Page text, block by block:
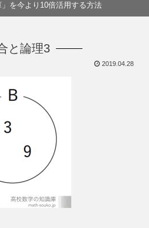
」を今より10倍活用する方法
と論理3
2019.04.28